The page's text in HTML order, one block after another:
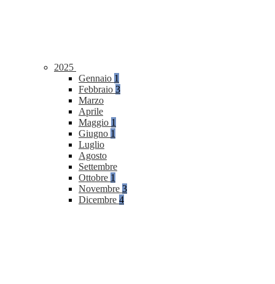
2025
Gennaio 1
Febbraio 3
Marzo
Aprile
Maggio 1
Giugno 1
Luglio
Agosto
Settembre
Ottobre 1
Novembre 3
Dicembre 4